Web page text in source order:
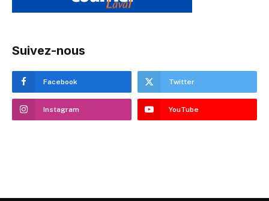
Suivez-nous
Facebook Twitter
Instagram YouTube